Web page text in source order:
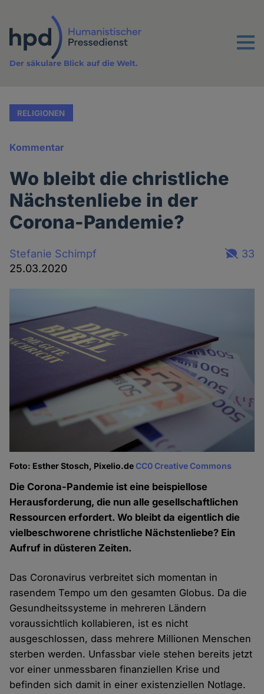
Inhalt
Menu
Der säkulare Blick auf die Welt.
RELIGIONEN
Kommentar
Wo bleibt die christliche
Nächstenliebe in der
Corona-Pandemie?
Stefanie Schimpf
25.03.2020
33
Foto: Esther Stosch, Pixelio.deCC0 Creative Commons
Die Corona-Pandemie ist eine beispiellose
Herausforderung, die nun alle gesellschaftlichen
Ressourcen erfordert. Wo bleibt da eigentlich die
vielbeschworene christliche Nächstenliebe? Ein
Aufruf in düsteren Zeiten.
Das Coronavirus verbreitet sich momentan in
rasendem Tempo um den gesamten Globus. Da die
Gesundheitssysteme in mehreren Ländern
voraussichtlich kollabieren, ist es nicht
ausgeschlossen, dass mehrere Millionen Menschen
sterben werden. Unfassbar viele stehen bereits jetzt
vor einer unmessbaren finanziellen Krise und
befinden sich damit in einer existenziellen Notlage.